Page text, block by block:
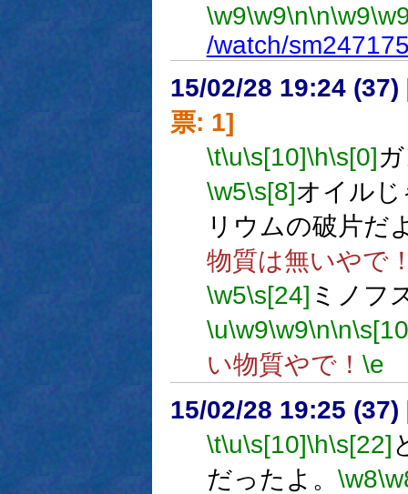
\w9\w9\n\n\w9
/watch/
15/02/28 19:24 (37)
票: 1]
\t\u\s[10]\h\s[0]
\w5\s[8]オイル
リウムの破片だ
物質は無いやで
\w5\s[24] ミノフ
\u\w9\w9\n\n
い物質やで！ \e
15/02/28 19:25 (37)
\t\u\s[10]\h\s[22]
だったよ。 \w8